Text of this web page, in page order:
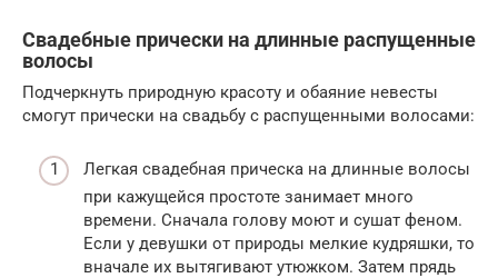
Свадебные прически на длинные распущенные
волосы
Подчеркнуть природную красоту и обаяние невесты
смогут прически на свадьбу с распущенными волосами:
Легкая свадебная прическа на длинные волосы
при кажущейся простоте занимает много
времени. Сначала голову моют и сушат феном.
Если у девушки от природы мелкие кудряшки, то
вначале их вытягивают утюжком. Затем прядь